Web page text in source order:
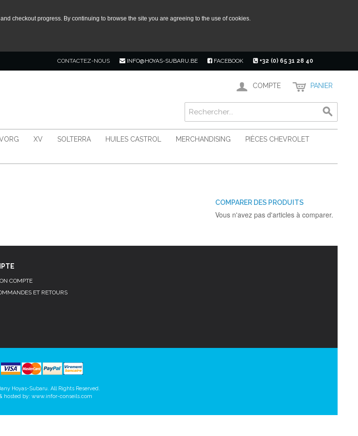
checkout progress. By continuing to browse the site you are agreeing to the use of cookies.
CONTACTEZ-NOUS INFO@HOYAS-SUBARU.BE FACEBOOK +32 (0) 65 31 28 40
COMPTE PANIER
XV SOLTERRA HUILES CASTROL MERCHANDISING
PIÈCES CHEVROLET
COMPARER DES PRODUITS
Vous n'avez pas d'articles à comparer.
COMPTE
ET RETOURS
Hoyas-Subaru. All Rights Reserved.
hosted by: www.infor-conseils.com